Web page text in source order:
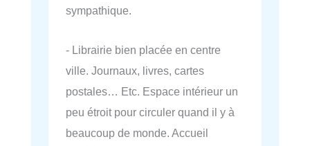
sympathique.
- Librairie bien placée en centre
ville. Journaux, livres, cartes
postales… Etc. Espace intérieur un
peu étroit pour circuler quand il y à
beaucoup de monde. Accueil